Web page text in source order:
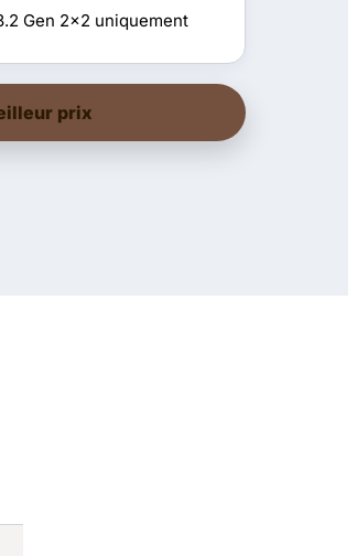
Gen 2x2 uniquement
prix